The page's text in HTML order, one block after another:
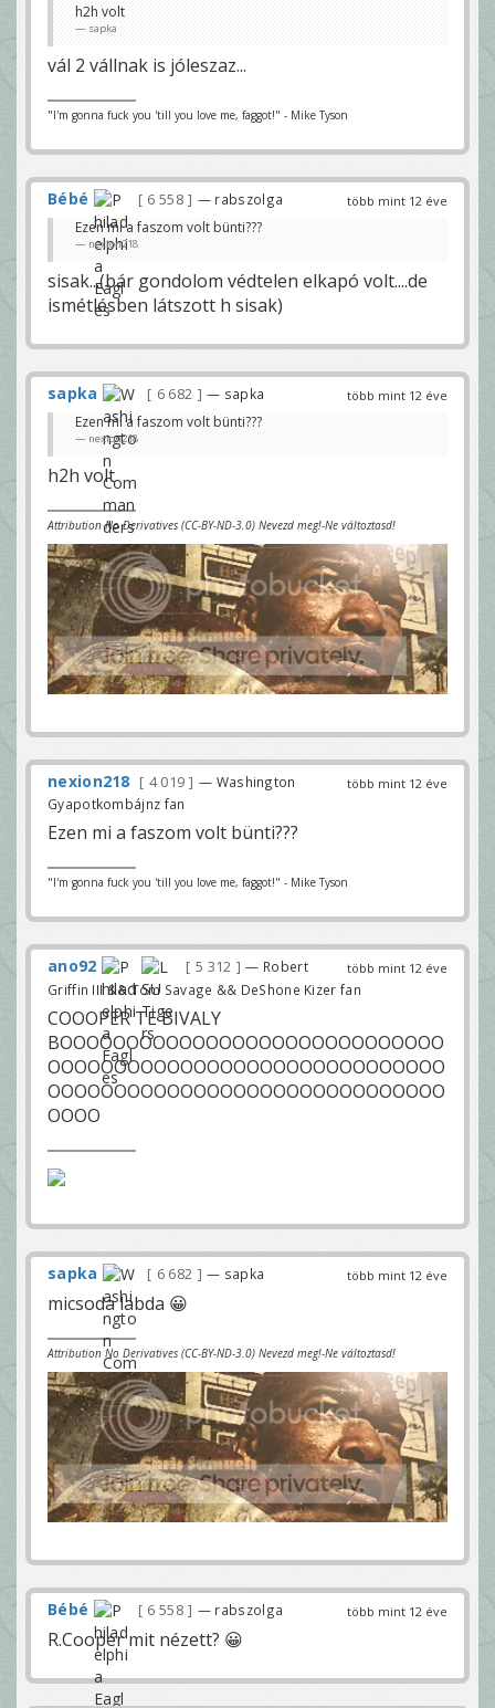
h2h volt
sapka
vál 2 vállnak is jóleszaz...
"I'm gonna fuck you 'till you love me, faggot!" - Mike Tyson
több mint 12 éve
Bébé 6 558 — rabszolga
Ezen mi a faszom volt bünti???
nexion218
sisak...(bár gondolom védtelen elkapó volt....de
ismétlésben látszott h sisak)
több mint 12 éve
sapka 6 682 — sapka
Ezen mi a faszom volt bünti???
nexion218
h2h volt
Attribution No Derivatives (CC-BY-ND-3.0) Nevezd meg!-Ne változtasd!
több mint 12 éve
nexion218 4 019
— Washington
Gyapotkombájnz fan
Ezen mi a faszom volt bünti???
"I'm gonna fuck you 'till you love me, faggot!" - Mike Tyson
több mint 12 éve
ano92 5 312
— Robert
Griffin III && Tom Savage && DeShone Kizer fan
COOOPER TE BIVALY
BOOOOOOOOOOOOOOOOOOOOOOOOOOOOO
OOOOOOOOOOOOOOOOOOOOOOOOOOOOOO
OOOOOOOOOOOOOOOOOOOOOOOOOOOOOO
OOOO
több mint 12 éve
sapka 6 682 — sapka
micsoda labda 😀
Attribution No Derivatives (CC-BY-ND-3.0) Nevezd meg!-Ne változtasd!
több mint 12 éve
Bébé 6 558 — rabszolga
R.Cooper mit nézett? 😀